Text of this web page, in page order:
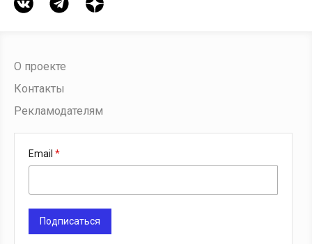
О проекте
Контакты
Рекламодателям
Email
Подписаться